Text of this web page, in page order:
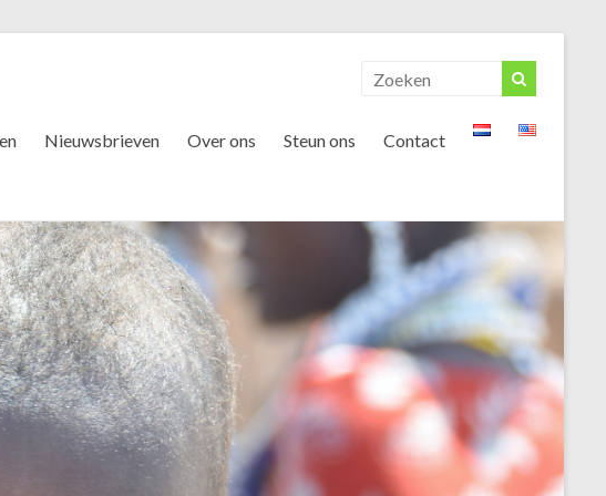
Nieuwsbrieven Over ons Steun ons Contact